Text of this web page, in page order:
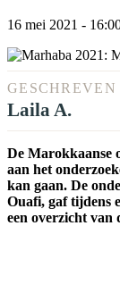
16 mei 2021 -
GESCHREVEN
Laila A.
De Marokkaanse
aan het
kan gaan. De
Ouafi, gaf tijdens
een overzicht van